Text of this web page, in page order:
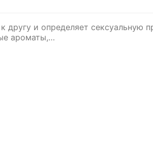
другу и определяет
ароматы,…